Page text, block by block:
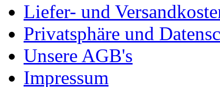
Liefer- und
Privatsphäre und
Unsere AGB's
Impressum